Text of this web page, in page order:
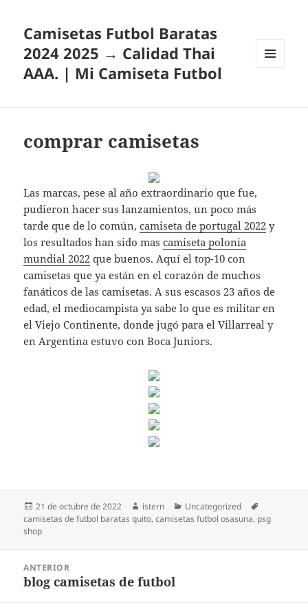
Camisetas Futbol Baratas
2024 2025 → Calidad Thai
AAA. | Mi Camiseta Futbol
comprar camisetas
Las marcas, pese al año extraordinario que fue,
pudieron hacer sus lanzamientos, un poco más
tarde que de lo común,camiseta de portugal 2022 y
los resultados han sido mascamiseta polonia
mundial 2022 que buenos. Aquí el top-10 con
camisetas que ya están en el corazón de muchos
fanáticos de las camisetas. A sus escasos 23 años de
edad, el mediocampista ya sabe lo que es militar en
el Viejo Continente, donde jugó para el Villarreal y
en Argentina estuvo con Boca Juniors.
Publicado
el
21 de octubre de 2022 Autor
istern Categorías
Uncategorized
camisetas de futbol baratas quito,camisetas futbol osasuna, psg
shop
entradas
ANTERIOR
Entrada
blog camisetas de futbol